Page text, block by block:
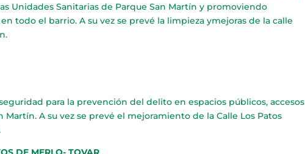
Unidades Sanitarias de Parque San Martín y promoviendo
todo el barrio. A su vez se prevé la limpieza ymejoras de la calle
para la prevención del delito en espacios públicos, accesos
Martín. A su vez se prevé el mejoramiento de la Calle Los Patos